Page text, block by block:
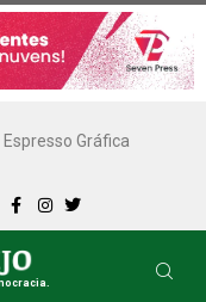
Espresso Gráfica